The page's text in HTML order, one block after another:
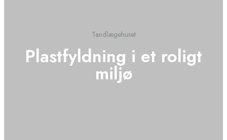
Tandlægehuset
Plastfyldning i et roligt
miljø